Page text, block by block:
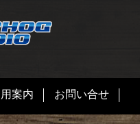
案内 お問い合せ